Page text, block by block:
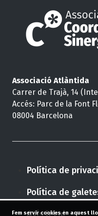
Associació Atlàntida
Carrer de Trajà, 14
Accés: Parc de la Font
08004 Barcelona
Política de
Política de
Fem servir cookies en aquest